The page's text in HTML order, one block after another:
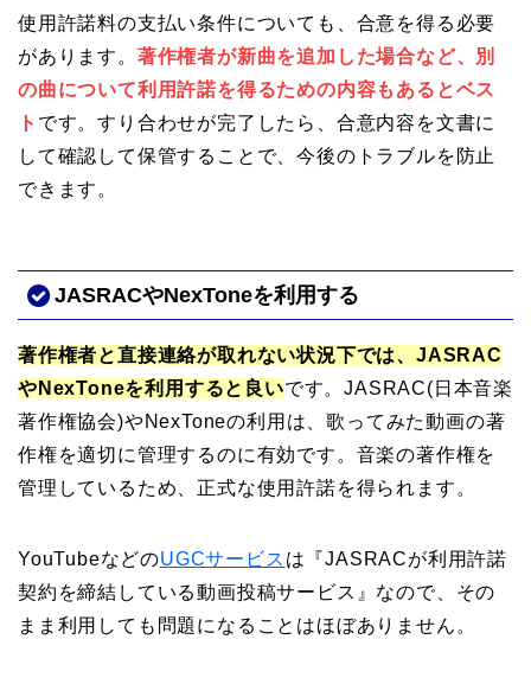
使用許諾料の支払い条件についても、合意を得る必要
があります。 著作権者が新曲を追加した場合など、別
の曲について利用許諾を得るための内容もあるとベス
ト です。すり合わせが完了したら、合意内容を文書に
して確認して保管することで、今後のトラブルを防止
できます。
JASRACやNexToneを利用する
著作権者と直接連絡が取れない状況下では、JASRAC
やNexToneを利用すると良いです。JASRAC(日本音楽
著作権協会)やNexToneの利用は、歌ってみた動画の著
作権を適切に管理するのに有効です。音楽の著作権を
管理しているため、正式な使用許諾を得られます。
YouTubeなどのUGCサービス は『JASRACが利用許諾
契約を締結している動画投稿サービス』なので、その
まま利用しても問題になることはほぼありません。